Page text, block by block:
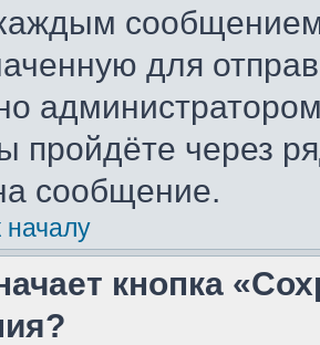
сообщением
для
пройдёте через
сообщение.
началу
кнопка